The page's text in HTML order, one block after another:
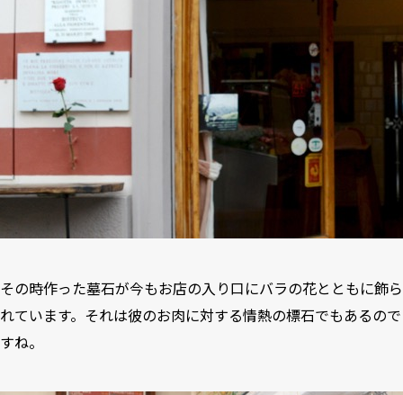
その時作った墓石が今もお店の入り口にバラの花とともに飾ら
れています。それは彼のお肉に対する情熱の標石でもあるので
すね。